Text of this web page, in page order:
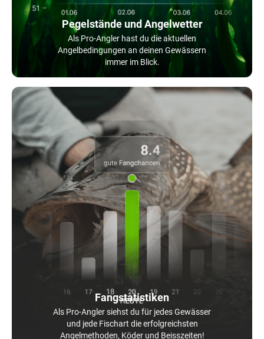
Pegelstände und Angelwetter
Als Pro-Angler hast du die aktuellen
Angelbedingungen an deinen Gewässern
immer im Blick.
Fangstatistiken
Als Pro-Angler siehst du für jedes Gewässer
und jede Fischart die erfolgreichsten
Angelmethoden, Köder und Beisszeiten!